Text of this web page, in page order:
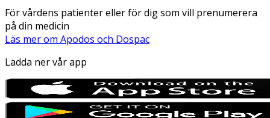
För vårdens patienter eller för dig som vill prenumerera
på din medicin
Läs mer om Apodos och Dospac
Ladda ner vår app